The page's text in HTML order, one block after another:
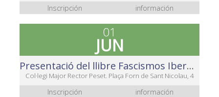
Inscripción información
01
JUN
Presentació del llibre Fascismos Iberoamericanos d'Ismael Saz.
Col·legi Major Rector Peset. Plaça Forn de Sant Nicolau, 4
Inscripción información